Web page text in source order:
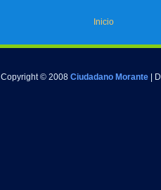
Inicio
Copyright © 2008 Ciudadano Morante |